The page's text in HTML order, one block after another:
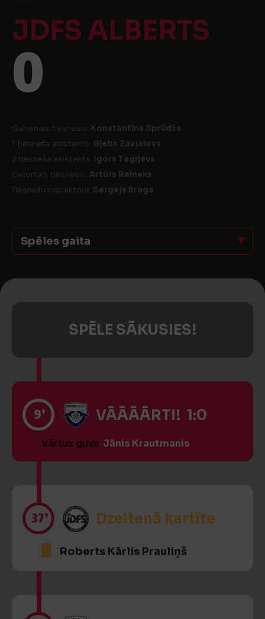
JDFS ALBERTS
0
Galvenais tiesnesis: Konstantīns Sprūdžs
1 tiesneša asistents: Gļebs Zavjalovs
2 tiesneša asistents: Igors Tagijevs
Ceturtais tiesnesis: Artūrs Reineks
Tiesnešu inspektors: Sergejs Braga
Spēles gaita
SPĒLE SĀKUSIES!
9’ VĀĀĀĀRTI! 1:0
Vārtus guva Jānis Krautmanis
37’ Dzeltenā kartīte
Roberts Kārlis Prauliņš